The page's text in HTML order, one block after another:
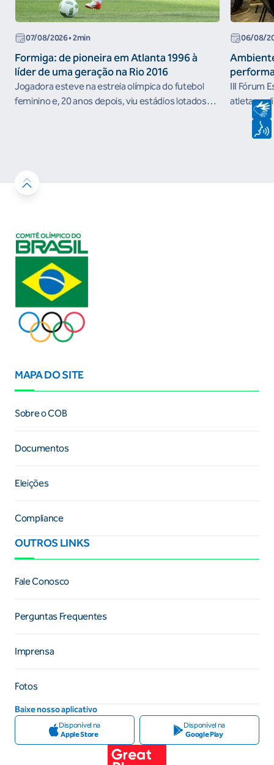
07/08/2026• 2min
Formiga: de pioneira em Atlanta 1996 à
líder de uma geração na Rio 2016
Jogadora esteve na estreia olímpica do futebol
feminino e, 20 anos depois, viu estádios lotados
06/08/
III Fórum
atletas e
MAPA DO SITE
Sobre o COB
Documentos
Eleições
Compliance
OUTROS LINKS
Fale Conosco
Perguntas Frequentes
Imprensa
Fotos
Baixe nosso aplicativo
Disponível na
Apple Store
Disponível na
Google Play